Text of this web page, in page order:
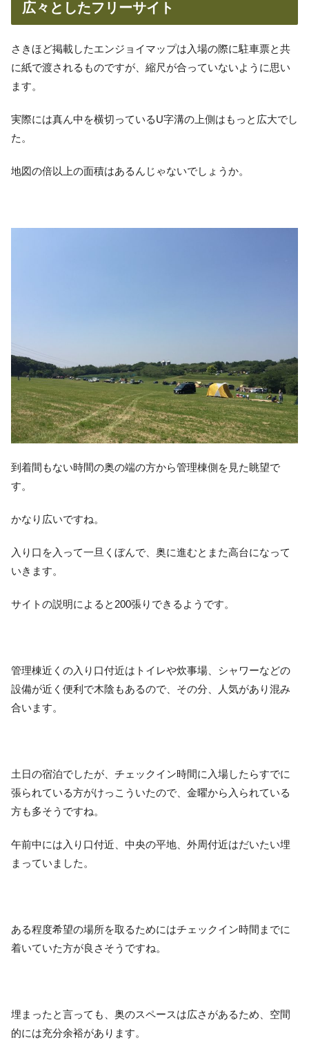
広々としたフリーサイト
さきほど掲載したエンジョイマップは入場の際に駐車票と共
に紙で渡されるものですが、縮尺が合っていないように思い
ます。
実際には真ん中を横切っているU字溝の上側はもっと広大でし
た。
地図の倍以上の面積はあるんじゃないでしょうか。
到着間もない時間の奥の端の方から管理棟側を見た眺望で
す。
かなり広いですね。
入り口を入って一旦くぼんで、奥に進むとまた高台になって
いきます。
サイトの説明によると200張りできるようです。
管理棟近くの入り口付近はトイレや炊事場、シャワーなどの
設備が近く便利で木陰もあるので、その分、人気があり混み
合います。
土日の宿泊でしたが、チェックイン時間に入場したらすでに
張られている方がけっこういたので、金曜から入られている
方も多そうですね。
午前中には入り口付近、中央の平地、外周付近はだいたい埋
まっていました。
ある程度希望の場所を取るためにはチェックイン時間までに
着いていた方が良さそうですね。
埋まったと言っても、奥のスペースは広さがあるため、空間
的には充分余裕があります。